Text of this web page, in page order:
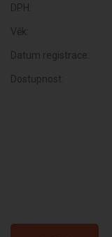
DPH:
Věk:
Datum registrace:
Dostupnost: